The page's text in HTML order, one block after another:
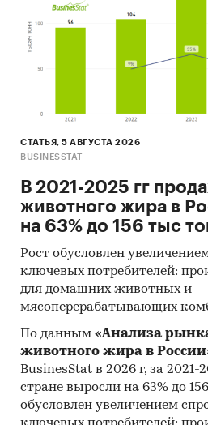
данных.
9. Результаты ценовых
10. Материалы и базы
Trade Statistics, Industrial
11. Материалы
Фонда (International
12. Материалы Всемирного
14. Материалы
сотрудничества и
Economic Cooperation and
15. Материалы International
16. Материалы Index Mundi.
17. Результаты
Research Group.
СТАТЬЯ, 5 АВГУСТА 2026
BUSINESSTAT
В 2021-2025 гг
животного жира в
на 63% до 156 тыс
Рост обусловлен
ключевых потребителей:
для домашних животных и
мясоперерабатывающих
По данным «Анализа
животного жира в
BusinesStat в 2026 г, за 2021-
стране выросли на 63% до
обусловлен увеличением